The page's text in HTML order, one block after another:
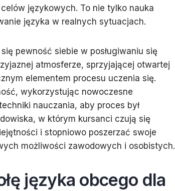
językowych. To nie tylko nauka
języka w realnych sytuacjach.
pewność siebie w posługiwaniu się
atmosferze, sprzyjającej otwartej
elementem procesu uczenia się.
wykorzystując nowoczesne
nauczania, aby proces był
w którym kursanci czują się
i stopniowo poszerzać swoje
możliwości zawodowych i osobistych.
języka obcego dla